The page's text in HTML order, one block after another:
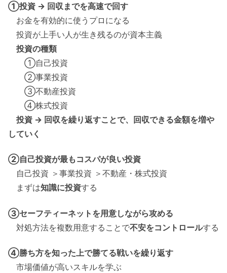
①投資 → 回収までを高速で回す
お金を有効的に使うプロになる
投資が上手い人が生き残るのが資本主義
投資の種類
①自己投資
②事業投資
③不動産投資
④株式投資
投資 → 回収を繰り返すことで、回収できる金額を増や
していく
②自己投資が最もコスパが良い投資
自己投資 ＞事業投資 ＞不動産・株式投資
まずは知識に投資する
③セーフティーネットを用意しながら攻める
対処方法を複数用意することで不安をコントロールする
④勝ち方を知った上で勝てる戦いを繰り返す
市場価値が高いスキルを学ぶ